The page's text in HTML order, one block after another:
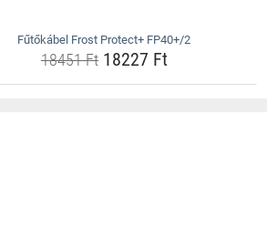
Fűtőkábel Frost Protect+ FP40+/2
18451 Ft18227 Ft